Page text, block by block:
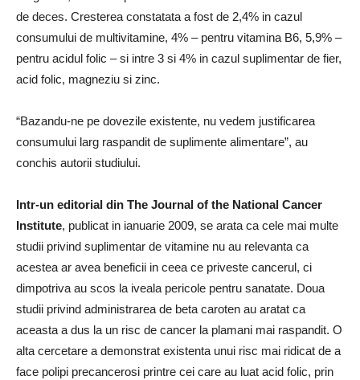
de deces. Cresterea constatata a fost de 2,4% in cazul
consumului de multivitamine, 4% – pentru vitamina B6, 5,9% –
pentru acidul folic – si intre 3 si 4% in cazul suplimentar de fier,
acid folic, magneziu si zinc.
“Bazandu-ne pe dovezile existente, nu vedem justificarea
consumului larg raspandit de suplimente alimentare”, au
conchis autorii studiului.
Intr-un editorial din The Journal of the National Cancer
Institute, publicat in ianuarie 2009, se arata ca cele mai multe
studii privind suplimentar de vitamine nu au relevanta ca
acestea ar avea beneficii in ceea ce priveste cancerul, ci
dimpotriva au scos la iveala pericole pentru sanatate. Doua
studii privind administrarea de beta caroten au aratat ca
aceasta a dus la un risc de cancer la plamani mai raspandit. O
alta cercetare a demonstrat existenta unui risc mai ridicat de a
face polipi precancerosi printre cei care au luat acid folic, prin